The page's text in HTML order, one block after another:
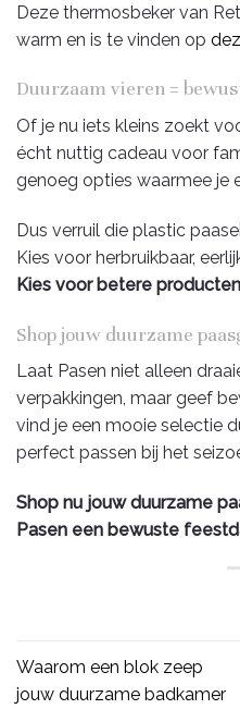
Deze thermosbeker van
warm en is te vinden op
Duurzaam vieren =
Of je nu iets kleins zoekt
écht nuttig cadeau voor
genoeg opties waarmee je
Dus verruil die plastic
Kies voor herbruikbaar,
Kies voor betere
Shop jouw duurzame
Laat Pasen niet alleen
verpakkingen, maar geef
vind je een mooie selectie
perfect passen bij het
Shop nu jouw duurzame
Pasen een bewuste
Waarom een blok zeep
jouw duurzame badkamer